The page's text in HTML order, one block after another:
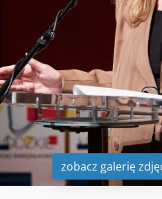
zobacz galerię